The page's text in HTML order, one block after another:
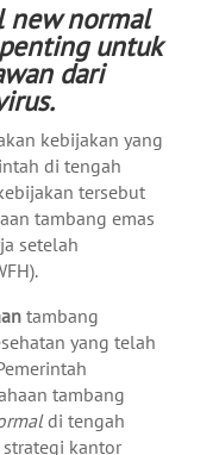
new normal
untuk
dari
kebijakan yang
di tengah
tersebut
tambang emas
setelah
tambang
yang telah
tambang
di tengah
strategi kantor